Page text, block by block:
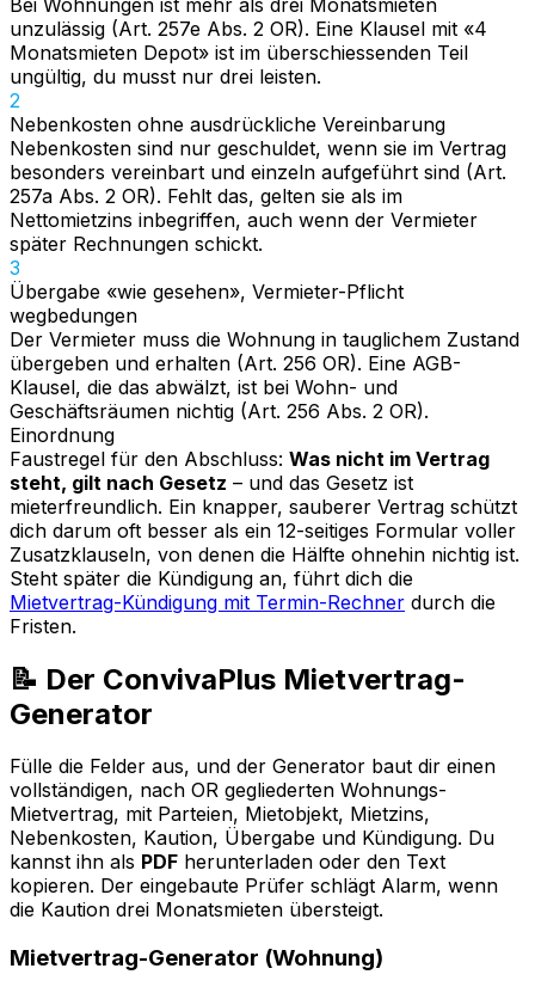
unzulässig (Art. 257e Abs. 2 OR). Eine Klausel mit «4
Monatsmieten Depot» ist im überschiessenden Teil
ungültig, du musst nur drei leisten.
2
Nebenkosten ohne ausdrückliche Vereinbarung
Nebenkosten sind nur geschuldet, wenn sie im Vertrag
besonders vereinbart und einzeln aufgeführt sind (Art.
257a Abs. 2 OR). Fehlt das, gelten sie als im
Nettomietzins inbegriffen, auch wenn der Vermieter
später Rechnungen schickt.
3
Übergabe «wie gesehen», Vermieter-Pflicht
wegbedungen
Der Vermieter muss die Wohnung in tauglichem Zustand
übergeben und erhalten (Art. 256 OR). Eine AGB-
Klausel, die das abwälzt, ist bei Wohn- und
Geschäftsräumen nichtig (Art. 256 Abs. 2 OR).
Einordnung
Faustregel für den Abschluss: Was nicht im Vertrag
steht, gilt nach Gesetz – und das Gesetz ist
mieterfreundlich. Ein knapper, sauberer Vertrag schützt
dich darum oft besser als ein 12-seitiges Formular voller
Zusatzklauseln, von denen die Hälfte ohnehin nichtig ist.
Steht später die Kündigung an, führt dich die
Mietvertrag-Kündigung mit Termin-Rechner durch die
Fristen.
📝 Der ConvivaPlus Mietvertrag-
Generator
Fülle die Felder aus, und der Generator baut dir einen
vollständigen, nach OR gegliederten Wohnungs-
Mietvertrag, mit Parteien, Mietobjekt, Mietzins,
Nebenkosten, Kaution, Übergabe und Kündigung. Du
kannst ihn als PDF herunterladen oder den Text
kopieren. Der eingebaute Prüfer schlägt Alarm, wenn
die Kaution drei Monatsmieten übersteigt.
Mietvertrag-Generator (Wohnung)